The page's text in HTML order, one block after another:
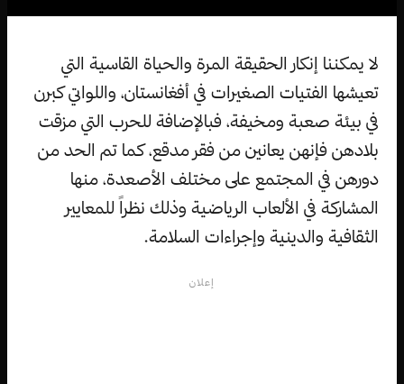
لا يمكننا إنكار الحقيقة المرة والحياة القاسية التي
تعيشها الفتيات الصغيرات في أفغانستان، واللواتي كبرن
في بيئة صعبة ومخيفة، فبالإضافة للحرب التي مزقت
بلادهن فإنهن يعانين من فقر مدقع، كما تم الحد من
دورهن في المجتمع على مختلف الأصعدة، منها
المشاركة في الألعاب الرياضية وذلك نظراً للمعايير
الثقافية والدينية وإجراءات السلامة.
إعلان